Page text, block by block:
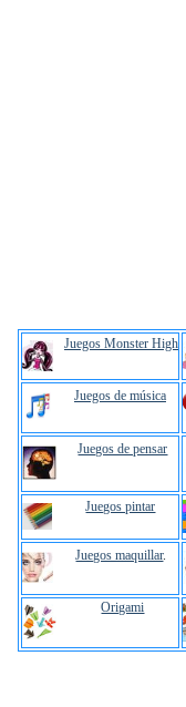
Juegos Monster High
Juegos de música
Juegos de pensar
Juegos pintar
Juegos maquillar.
Origami